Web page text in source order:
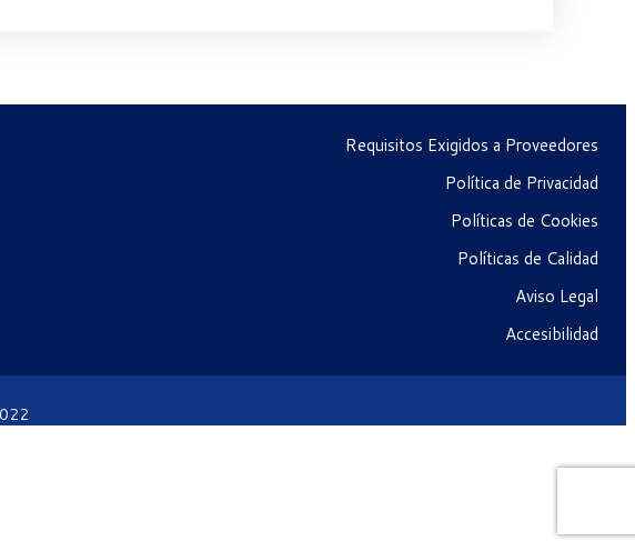
Requisitos Exigidos a Proveedores
Política de Privacidad
Políticas de Cookies
Políticas de Calidad
Aviso Legal
Accesibilidad